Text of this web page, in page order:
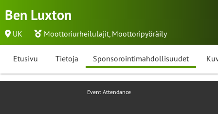
Ben Luxton
UK Moottoriurheilulajit, Moottoripyöräily
Etusivu Tietoja Sponsorointimahdollisuudet
Event Attendance